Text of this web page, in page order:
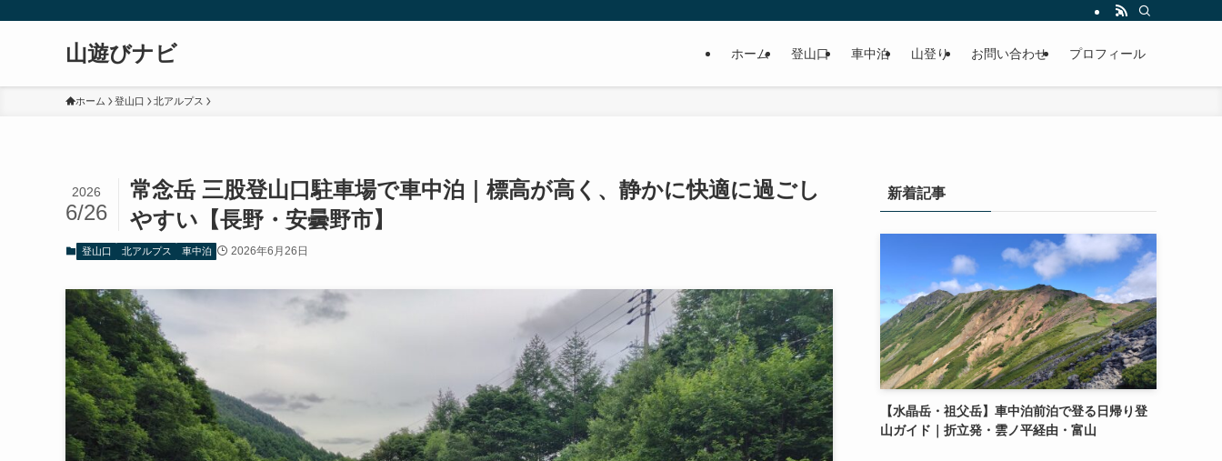
山遊びナビ ホーム 登山口 車中泊 山登り お問い合わせ プロフィール
ホーム 登山口 北アルプス
常念岳 三股登山口駐車場で車中泊｜標高が高く、静かに快適に過ごし
やすい【長野・安曇野市】
2026
6/26
登山口 北アルプス 車中泊 2026年6月26日
新着記事
【水晶岳・祖父岳】車中泊前泊で登る日帰り登
山ガイド｜折立発・雲ノ平経由・富山